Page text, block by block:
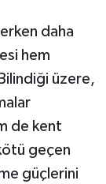
daha
hem
üzere,
de kent
geçen
güçlerini